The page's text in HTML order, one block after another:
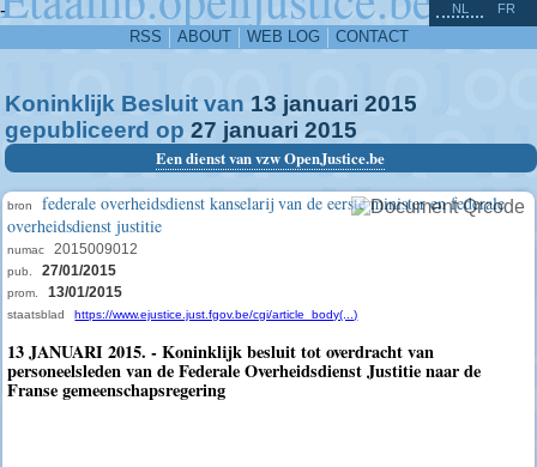
-
RSS ABOUT WEB LOG CONTACT
NL FR
Koninklijk Besluit van 13 januari 2015
gepubliceerd op 27 januari 2015
Een dienst van vzw OpenJustice.be
bron
federale overheidsdienst kanselarij van de eerste minister en federale
overheidsdienst justitie
numac 2015009012
pub. 27/01/2015
prom. 13/01/2015
staatsblad https://www.ejustice.just.fgov.be/cgi/article_body(...)
13 JANUARI 2015. - Koninklijk besluit tot overdracht van
personeelsleden van de Federale Overheidsdienst Justitie naar de
Franse gemeenschapsregering
^